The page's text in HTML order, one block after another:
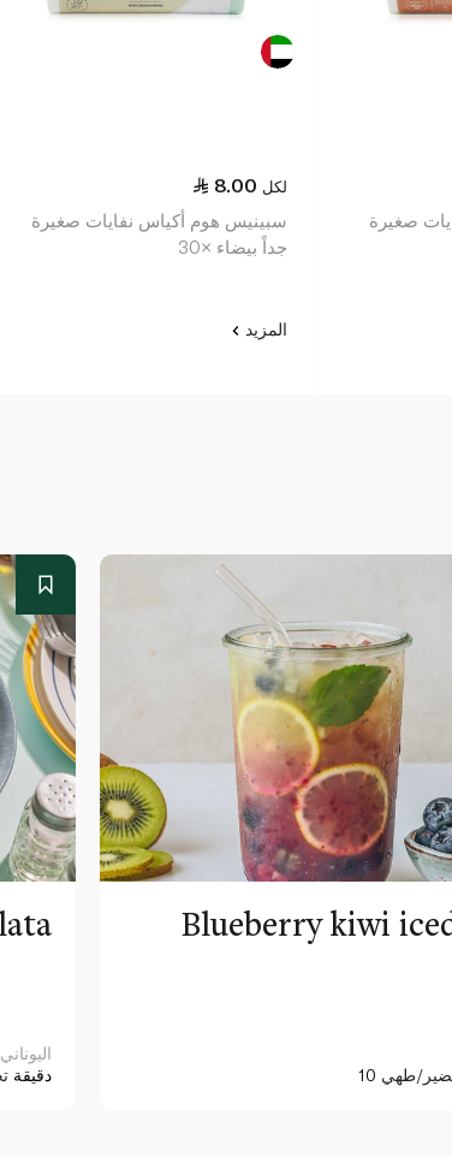
صغيرة
8.00 لكل
سبينيس هوم أكياس نفايات صغيرة
جداً بيضاء ×30
المزيد
اليوناني
دقيقة
Blueberry kiwi
طهي